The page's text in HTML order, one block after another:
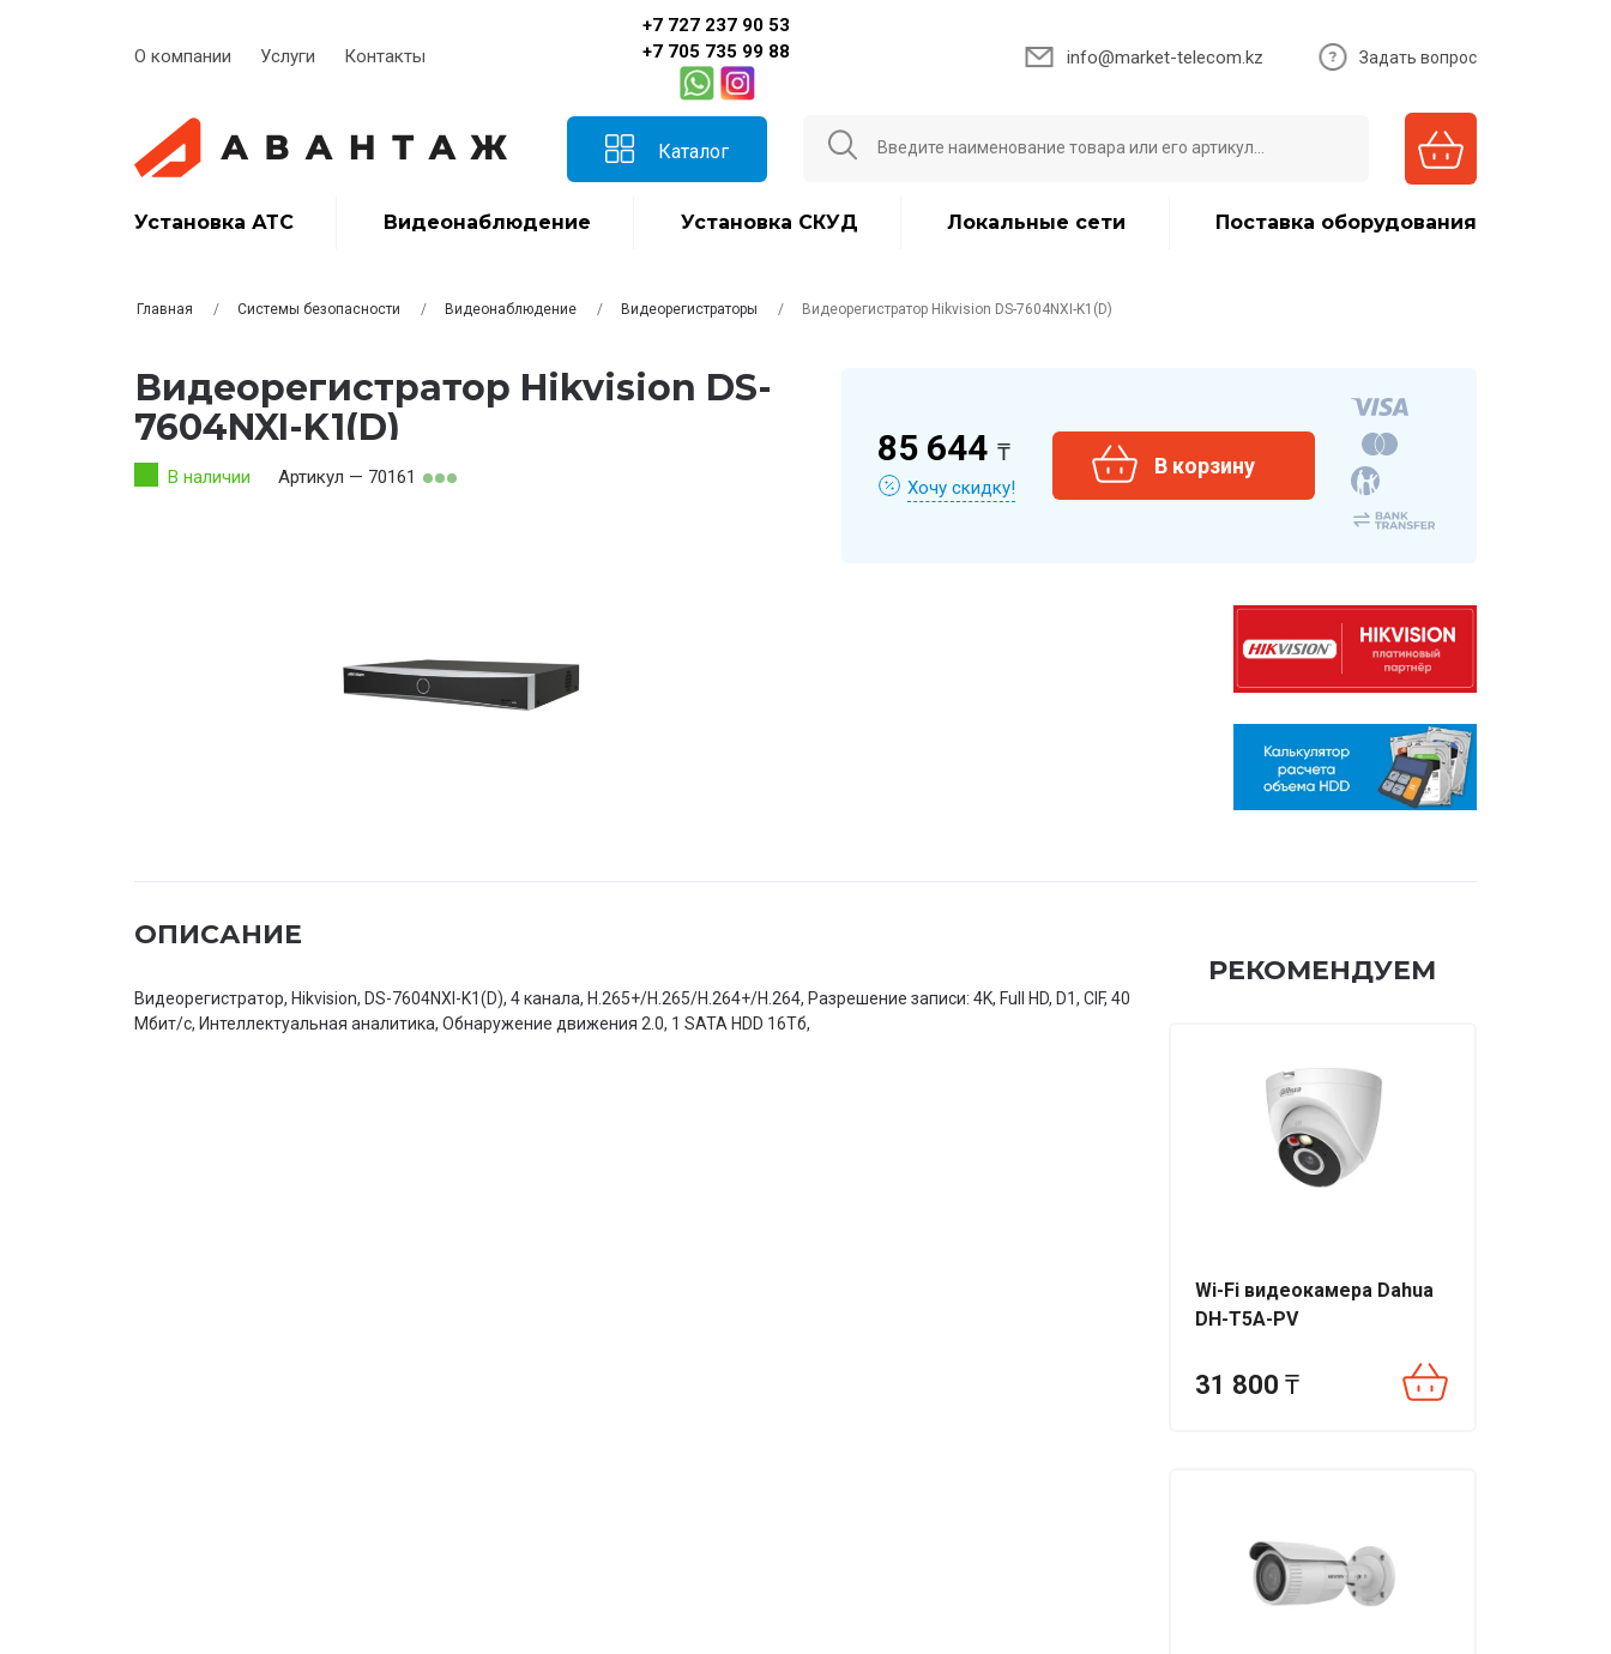
О компании Услуги Контакты
+7 727 237 90 53
+7 705 735 99 88
info@market-telecom.kz Задать вопрос
Каталог
Установка АТС Видеонаблюдение Установка СКУД Локальные сети Поставка оборудования
Главная Системы безопасности Видеонаблюдение Видеорегистраторы Видеорегистратор Hikvision DS-7604NXI-K1(D)
Видеорегистратор Hikvision DS-
7604NXI-K1(D)
В наличии Артикул — 70161
85 644 ₸
Хочу скидку!
ОПИСАНИЕ
Видеорегистратор, Hikvision, DS-7604NXI-K1(D), 4 канала, H.265+/H.265/H.264+/H.264, Разрешение записи: 4K, Full HD, D1, CIF, 40
Мбит/с, Интеллектуальная аналитика, Обнаружение движения 2.0, 1 SATA HDD 16Тб,
РЕКОМЕНДУЕМ
Wi-Fi видеокамера Dahua
DH-T5A-PV
31 800 ₸